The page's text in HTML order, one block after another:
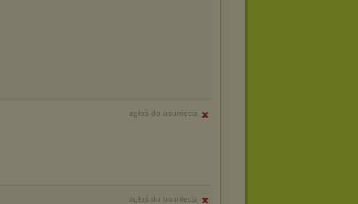
zgłoś do usunięcia
zgłoś do usunięcia